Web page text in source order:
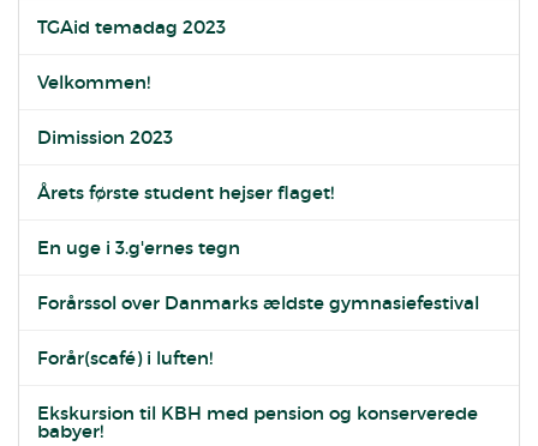
TGAid temadag 2023
Velkommen!
Dimission 2023
Årets første student hejser flaget!
En uge i 3.g'ernes tegn
Forårssol over Danmarks ældste gymnasiefestival
Forår(scafé) i luften!
Ekskursion til KBH med pension og konserverede
babyer!